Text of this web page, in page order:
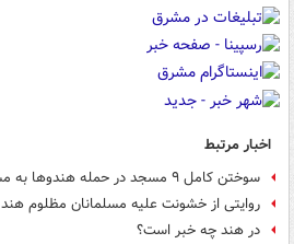
اخبار مرتبط
سوختن کامل ۹ مسجد در حمله هندوها به مسلمانان
روایتی از خشونت علیه مسلمانان مظلوم هند
در هند چه خبر است؟